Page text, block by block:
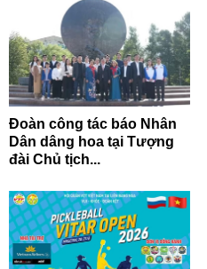
Đoàn công tác báo Nhân
Dân dâng hoa tại Tượng
đài Chủ tịch...